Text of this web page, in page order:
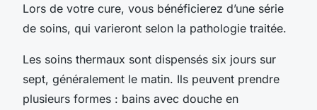
Lors de votre cure, vous bénéficierez d’une série
de soins, qui varieront selon la pathologie traitée.
Les soins thermaux sont dispensés six jours sur
sept, généralement le matin. Ils peuvent prendre
plusieurs formes : bains avec douche en